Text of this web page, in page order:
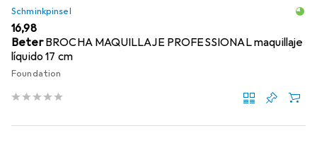
Schminkpinsel
EUR
16,98
Beter BROCHA MAQUILLAJE PROFESSIONAL maquillaje
líquido 17 cm
Foundation